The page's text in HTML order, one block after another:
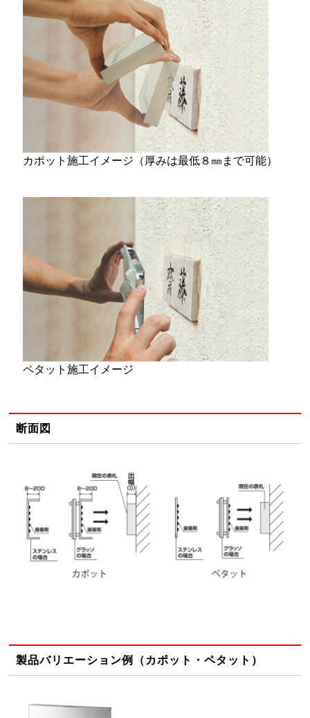
カポット施工イメージ（厚みは最低８㎜まで可能）
ペタット施工イメージ
断面図
製品バリエーション例（カポット・ペタット）